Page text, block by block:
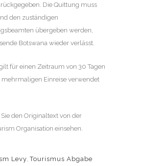
Die Quittung muss
den zuständigen
übergeben werden,
Botswana wieder verlässt.
für einen Zeitraum von 30 Tagen
Einreise verwendet
den Originaltext von der
Organisation einsehen.
Levy ,Tourismus Abgabe